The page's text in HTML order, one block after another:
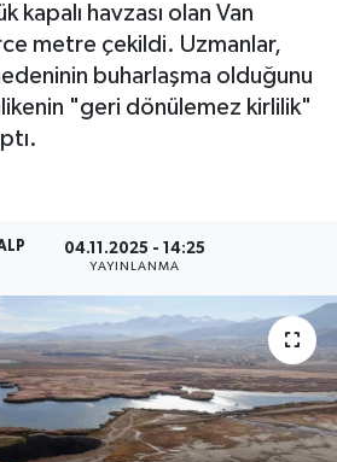
kapalı havzası olan Van
metre çekildi. Uzmanlar,
buharlaşma olduğunu
"geri dönülemez kirlilik"
04.11.2025 - 14:25
YAYINLANMA